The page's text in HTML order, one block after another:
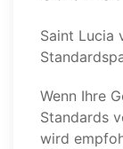
Saint Lucia
Wenn Ihre
Standards
wird